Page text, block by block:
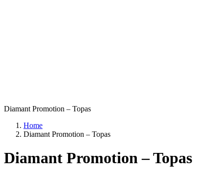
Diamant Promotion – Topas
Home
Diamant Promotion – Topas
Diamant Promotion – Topas